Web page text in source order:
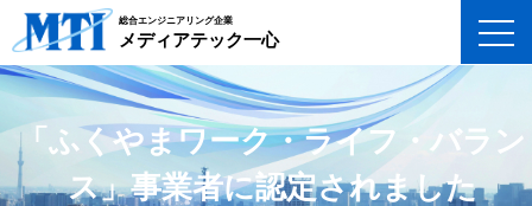
総合エンジニアリング企業
メディアテック一心
「ふくやまワーク・ライフ・バラン
ス」事業者に認定されました